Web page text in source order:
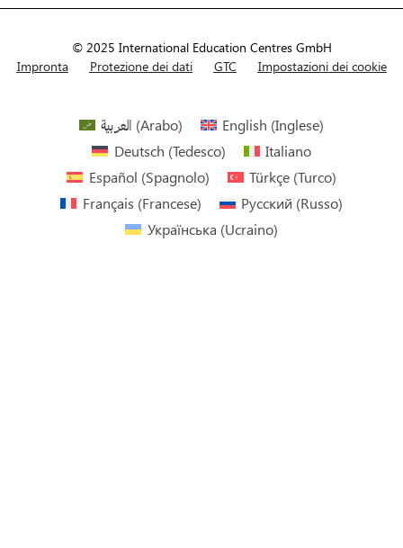
© 2025 International Education Centres GmbH
Impronta
Protezione dei dati GTC Impostazioni dei cookie
العربية (Arabo) English (Inglese)
Deutsch (Tedesco)
Italiano
Español (Spagnolo) Türkçe(Turco)
Français (Francese) Русский (Russo)
Українська (Ucraino)